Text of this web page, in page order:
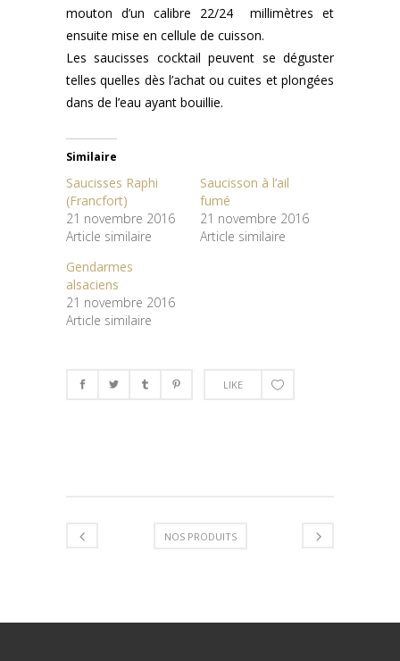
mouton d’un calibre 22/24 millimètres et
ensuite mise en cellule de cuisson.
Les saucisses cocktail peuvent se déguster
telles quelles dès l’achat ou cuites et plongées
dans de l’eau ayant bouillie.
Similaire
Saucisses Raphi
(Francfort)
21 novembre 2016
Article similaire
Saucisson à l’ail
fumé
21 novembre 2016
Article similaire
Gendarmes
alsaciens
21 novembre 2016
Article similaire
LIKE
NOS PRODUITS